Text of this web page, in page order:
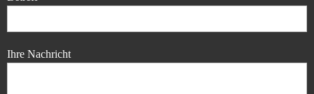
Ihre Nachricht